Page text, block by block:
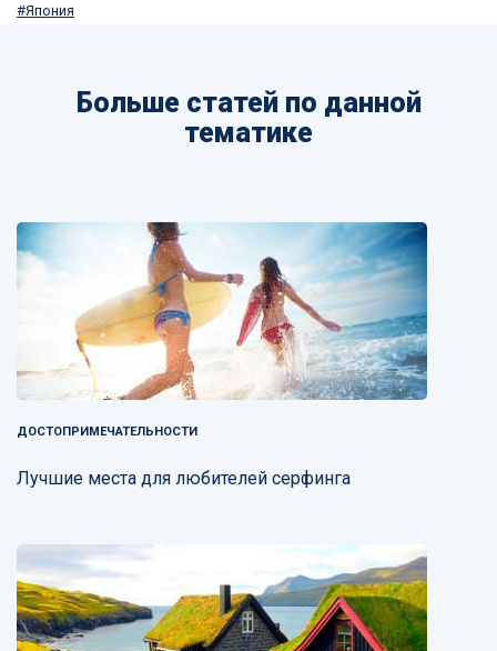
Япония
Больше статей по данной
тематике
ДОСТОПРИМЕЧАТЕЛЬНОСТИ
Лучшие места для любителей серфинга